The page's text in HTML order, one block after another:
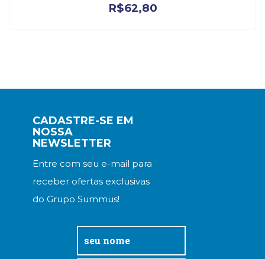
R$62,80
CADASTRE-SE EM
NOSSA
NEWSLETTER
Entre com seu e-mail para
receber ofertas exclusivas
do Grupo Summus!